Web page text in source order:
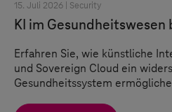
15. Juli 2026 | Security
KI im
Erfahren Sie, wie künstliche
und Sovereign Cloud ein
Gesundheitssystem